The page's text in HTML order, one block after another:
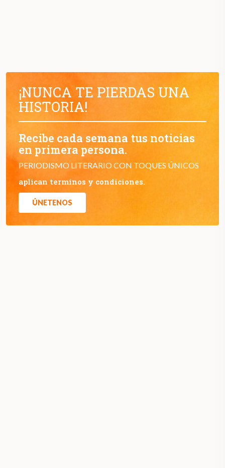
¡NUNCA TE PIERDAS UNA
HISTORIA!
Recibe cada semana tus noticias
en primera persona.
PERIODISMO LITERARIO CON TOQUES ÚNICOS
aplican terminos y condiciones.
ÚNETENOS